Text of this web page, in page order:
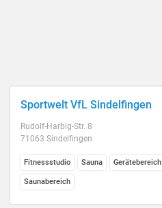
Sportwelt VfL Sindelfingen
Rudolf-Harbig-Str. 8
71063 Sindelfingen
Fitnessstudio Sauna Gerätebereich
Saunabereich